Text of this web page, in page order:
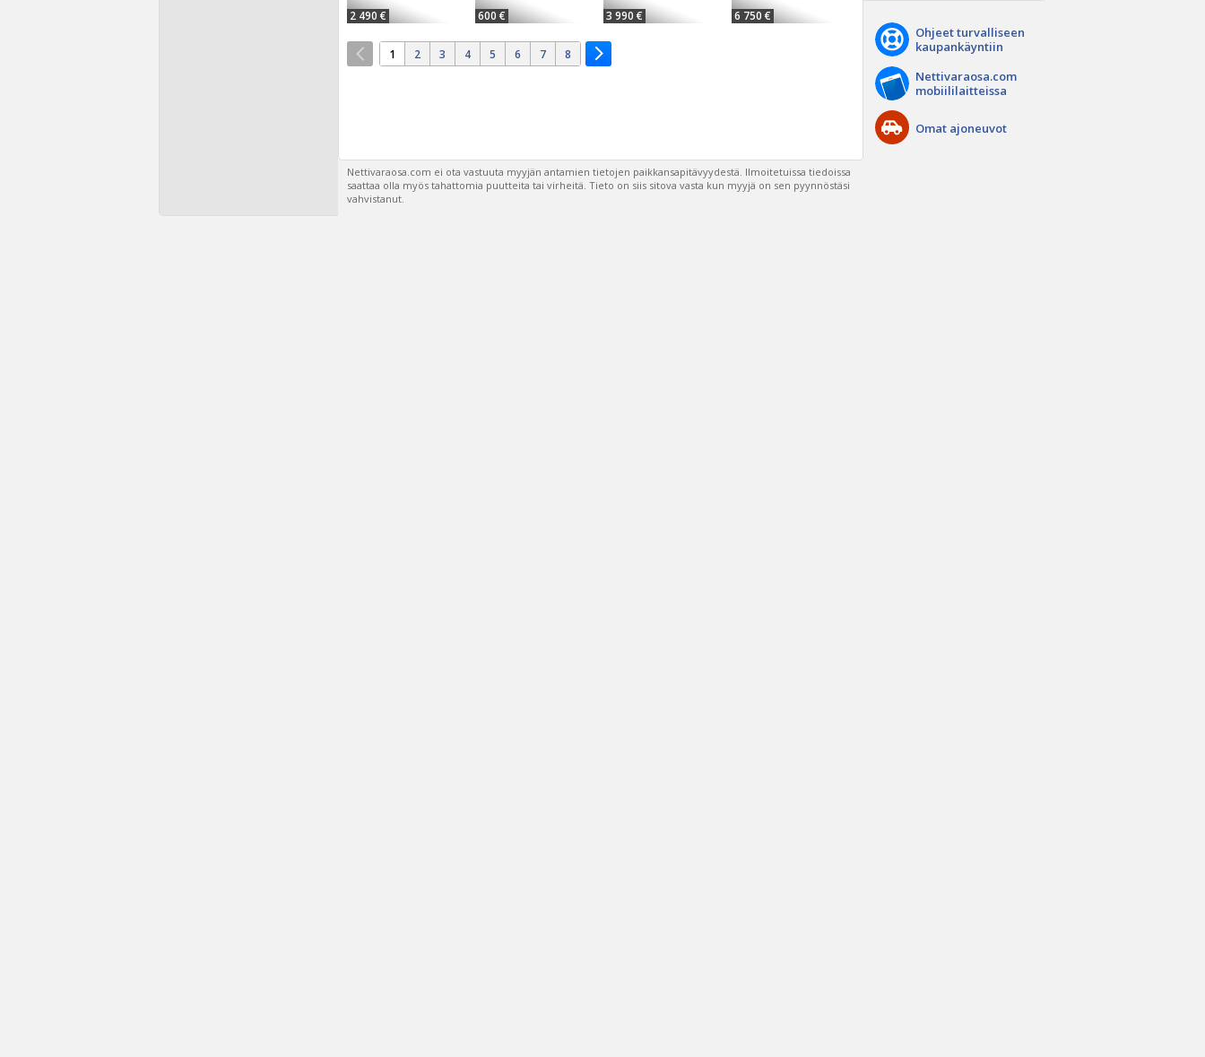
2 490 € 600 € 3 990 € 6 750 €
1 2 3 4 5 6 7 8
Nettivaraosa.com ei ota vastuuta myyjän antamien tietojen paikkansapitävyydestä. Ilmoitetuissa tiedoissa
saattaa olla myös tahattomia puutteita tai virheitä. Tieto on siis sitova vasta kun myyjä on sen pyynnöstäsi
vahvistanut.
Ohjeet turvalliseen
kaupankäyntiin
Nettivaraosa.com
mobiililaitteissa
Omat ajoneuvot